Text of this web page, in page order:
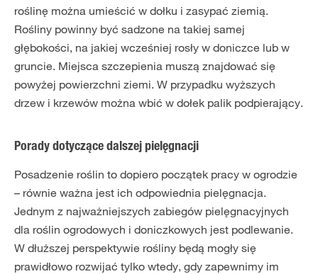
roślinę można umieścić w dołku i zasypać ziemią.
Rośliny powinny być sadzone na takiej samej
głębokości, na jakiej wcześniej rosły w doniczce lub w
gruncie. Miejsca szczepienia muszą znajdować się
powyżej powierzchni ziemi. W przypadku wyższych
drzew i krzewów można wbić w dołek palik podpierający.
Porady dotyczące dalszej pielęgnacji
Posadzenie roślin to dopiero początek pracy w ogrodzie
– równie ważna jest ich odpowiednia pielęgnacja.
Jednym z najważniejszych zabiegów pielęgnacyjnych
dla roślin ogrodowych i doniczkowych jest podlewanie.
W dłuższej perspektywie rośliny będą mogły się
prawidłowo rozwijać tylko wtedy, gdy zapewnimy im